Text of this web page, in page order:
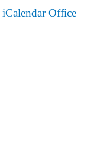
iCalendar Office